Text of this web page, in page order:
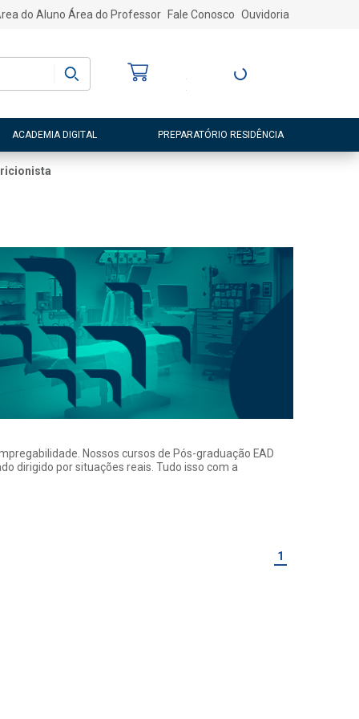
do Aluno Área do Professor Fale Conosco Ouvidoria
Entre ou Cadastre-
ACADEMIA DIGITAL PREPARATÓRIO RESIDÊNCIA
Nossos cursos de Pós-graduação EAD
dirigido por situações reais. Tudo isso com a
1